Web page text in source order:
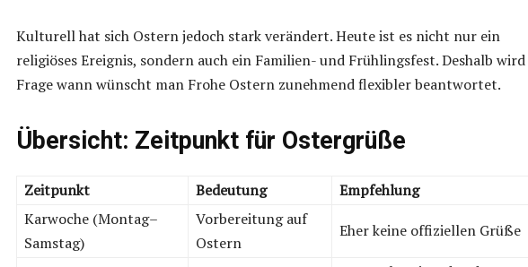
Kulturell hat sich Ostern jedoch stark verändert. Heute ist es nicht nur ein
religiöses Ereignis, sondern auch ein Familien- und Frühlingsfest. Deshalb
Frage wann wünscht man Frohe Ostern zunehmend flexibler beantwortet.
Übersicht: Zeitpunkt für Ostergrüße
Zeitpunkt Bedeutung
Empfehlung
Karwoche (Montag–
Samstag)
Vorbereitung auf
Ostern
Eher keine offiziellen Grüße